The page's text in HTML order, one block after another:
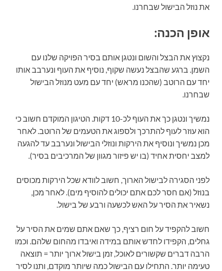
את נוזל הבישול שבחרנו.
אופן הכנה:
נקצוץ את הבצל והשום ונטגן אותם בסיר הפויקה שלנו עם
השמן. ברגע שהבצל נעשה שקוף, נוסיף את העוף ונערבב אותו
יחד עם הרוטב (שהכנו מראש) יחד עם מעט מנוזל הבישול
שבחרנו.
נמשיך ונטגן כך את העוף לכ-10 דקות. הטיגון המוקדם חשוב כי
הוא עוזר לעוף להתרכך ולספוג את הטעמים של הרוטב. לאחר
מכן נמשיך ונוסיף את הירקות ונוזלי הבישול ונערבב עד להגעה
למצב יחסית אחיד (בו יש פיזור מגוון של המרכיבים בסיר).
לפני הסגירה לבישול הארוך, חשוב לוודא שכל הירקות מכוסים
בנוזל (אם חסר לכם אתם יכולים להוסיף מים). לאחר מכן,
נשאיר את הסיר על האש לכשעה ורבע של בישול.
חשוב להקפיד על חום רציף, כך שאם אתם שמים את הסיר על
גחלים, הקפידו לחדש אותם במידה ואיבדו מהחום שלהם. וכמו
הרבה דברים שקשורים לאוכל, זמן בישול ארוך יותר = תוצאה
טעימה יותר. התחילו עם הבישול כמה שיותר מוקדם, ותנו לסיר